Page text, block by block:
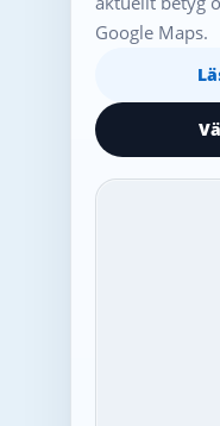
Google Maps.